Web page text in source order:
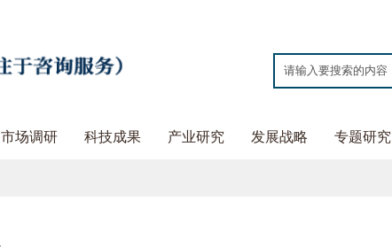
市场调研 科技成果 产业研究 发展战略 专题研究